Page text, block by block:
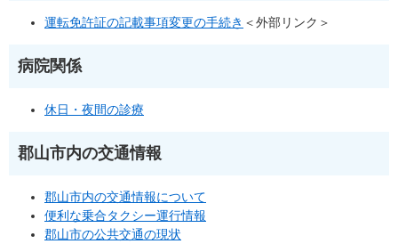
運転免許証の記載事項変更の手続き ＜外部リンク＞
病院関係
休日・夜間の診療
郡山市内の交通情報
郡山市内の交通情報について
便利な乗合タクシー運行情報
郡山市の公共交通の現状